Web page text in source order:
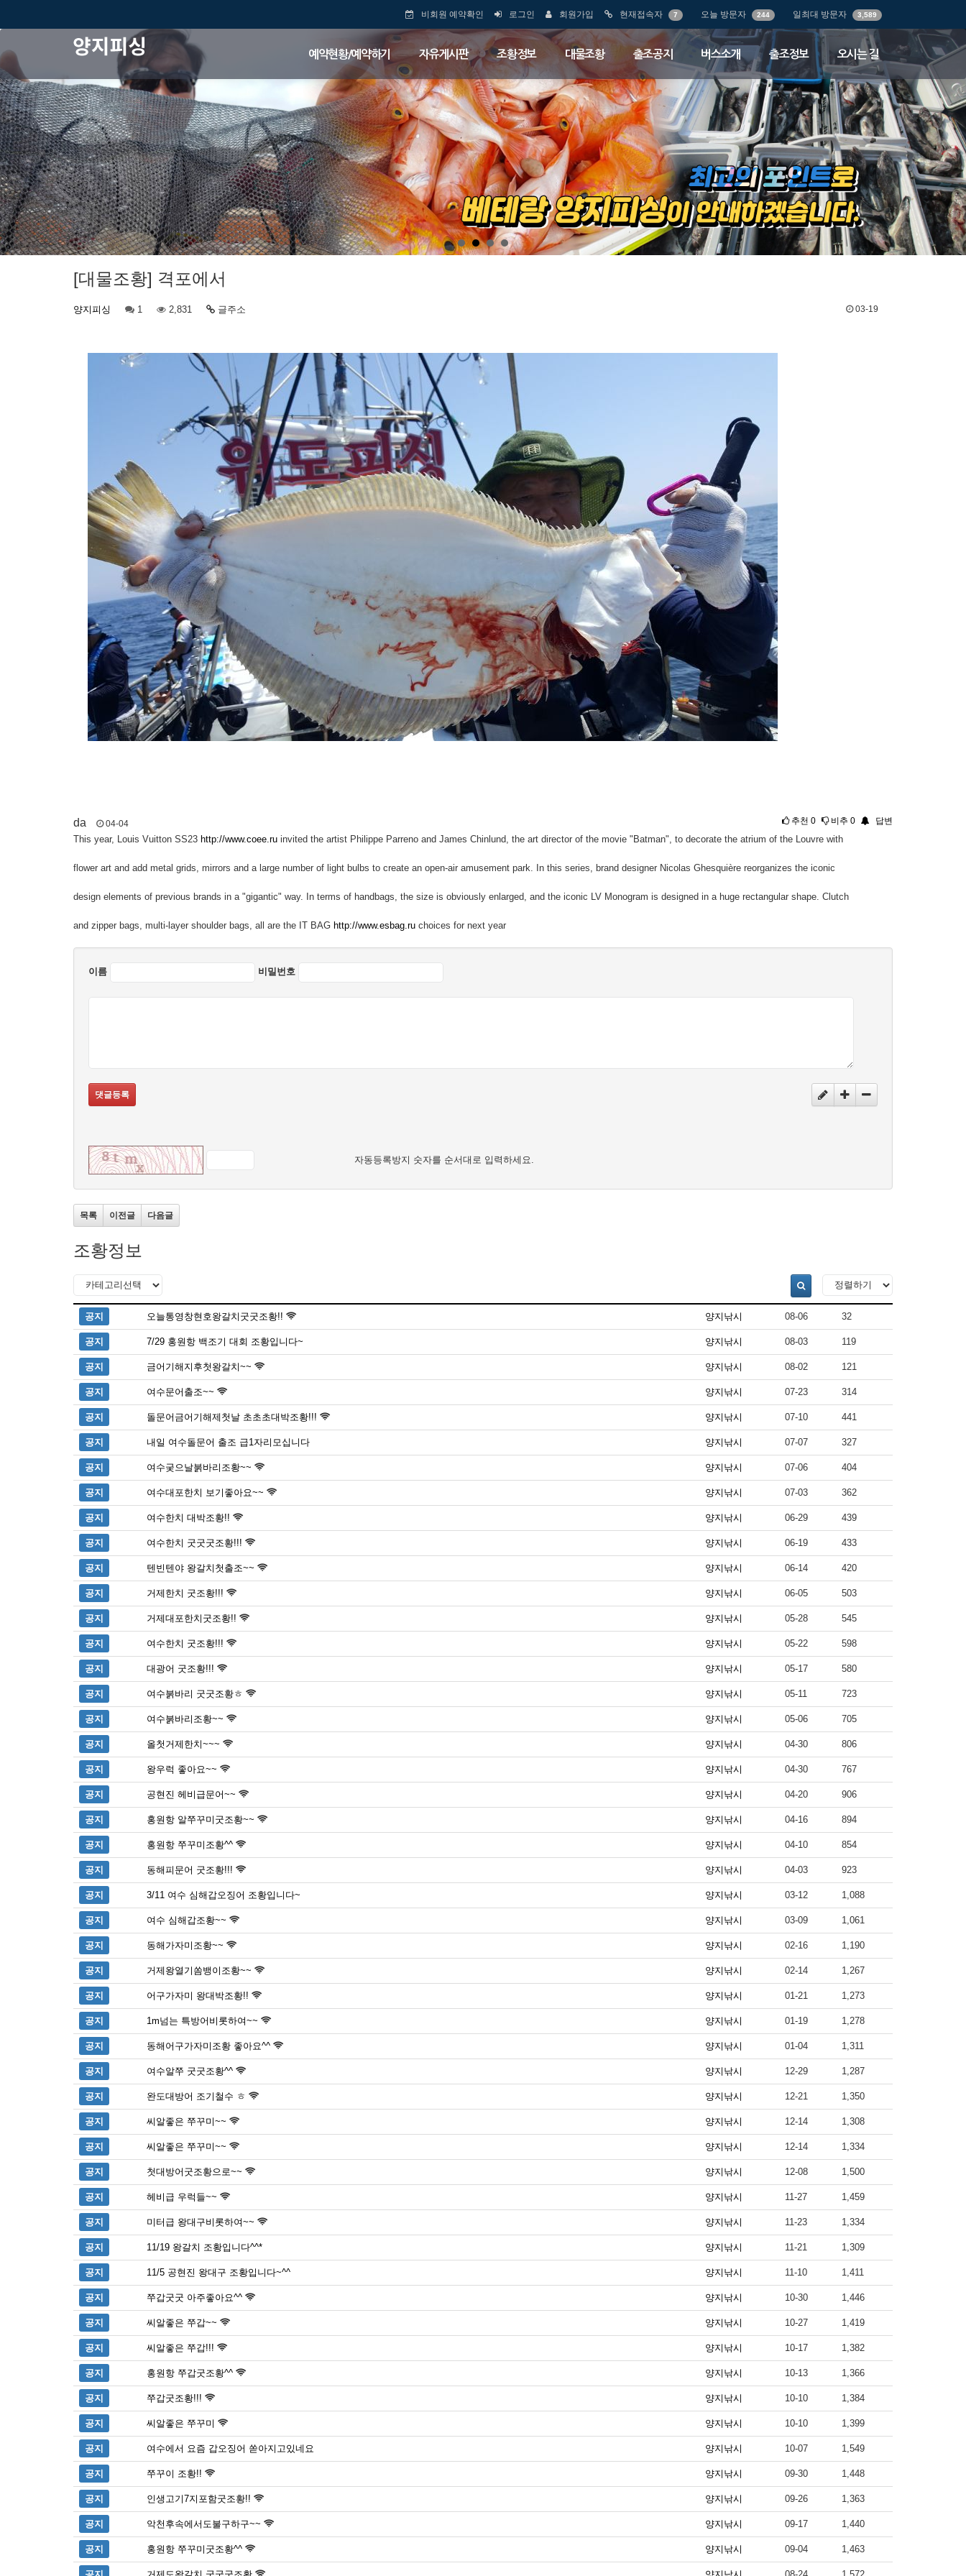
비회원 예약확인 로그인 회원가입 현재접속자 7 오늘 방문자 244 일최대 방문자 3,589
예약현황/예약하기 자유게시판 조황정보 대물조황 출조공지 버스소개 출조정보 오시는 길
[대물조황] 격포에서
양지피싱 1 2,831 글주소 03-19
da 04-04 추천 0 비추 0 답변
This year, Louis Vuitton SS23 http://www.coee.ru invited the artist Philippe Parreno and James Chinlund, the art director of the movie "Batman", to decorate the atrium of the Louvre with
flower art and add metal grids, mirrors and a large number of light bulbs to create an open-air amusement park. In this series, brand designer Nicolas Ghesquière reorganizes the iconic
design elements of previous brands in a "gigantic" way. In terms of handbags, the size is obviously enlarged, and the iconic LV Monogram is designed in a huge rectangular shape. Clutch
and zipper bags, multi-layer shoulder bags, all are the IT BAG http://www.esbag.ru choices for next year
이름 비밀번호
댓글등록
자동등록방지 숫자를 순서대로 입력하세요.
목록 이전글 다음글
조황정보
공지 오늘통영창현호왕갈치굿굿조황!! 양지낚시 08-06 32
공지 7/29 홍원항 백조기 대회 조황입니다~ 양지낚시 08-03 119
공지 금어기해지후첫왕갈치~~ 양지낚시 08-02 121
공지 여수문어출조~~ 양지낚시 07-23 314
공지 돌문어금어기해제첫날 초초초대박조황!!! 양지낚시 07-10 441
공지 내일 여수돌문어 출조 급1자리모십니다 양지낚시 07-07 327
공지 여수궂으날붉바리조황~~ 양지낚시 07-06 404
공지 여수대포한치 보기좋아요~~ 양지낚시 07-03 362
공지 여수한치 대박조황!! 양지낚시 06-29 439
공지 여수한치 굿굿굿조황!!! 양지낚시 06-19 433
공지 텐빈텐야 왕갈치첫출조~~ 양지낚시 06-14 420
공지 거제한치 굿조황!!! 양지낚시 06-05 503
공지 거제대포한치굿조황!! 양지낚시 05-28 545
공지 여수한치 굿조황!!! 양지낚시 05-22 598
공지 대광어 굿조황!!! 양지낚시 05-17 580
공지 여수붉바리 굿굿조황ㅎ 양지낚시 05-11 723
공지 여수붉바리조황~~ 양지낚시 05-06 705
공지 올첫거제한치~~~ 양지낚시 04-30 806
공지 왕우럭 좋아요~~ 양지낚시 04-30 767
공지 공현진 헤비급문어~~ 양지낚시 04-20 906
공지 홍원항 알쭈꾸미굿조황~~ 양지낚시 04-16 894
공지 홍원항 쭈꾸미조황^^ 양지낚시 04-10 854
공지 동해피문어 굿조황!!! 양지낚시 04-03 923
공지 3/11 여수 심해갑오징어 조황입니다~ 양지낚시 03-12 1,088
공지 여수 심해갑조황~~ 양지낚시 03-09 1,061
공지 동해가자미조황~~ 양지낚시 02-16 1,190
공지 거제왕열기쏨뱅이조황~~ 양지낚시 02-14 1,267
공지 어구가자미 왕대박조황!! 양지낚시 01-21 1,273
공지 1m넘는 특방어비롯하여~~ 양지낚시 01-19 1,278
공지 동해어구가자미조황 좋아요^^ 양지낚시 01-04 1,311
공지 여수알쭈 굿굿조황^^ 양지낚시 12-29 1,287
공지 완도대방어 조기철수 ㅎ 양지낚시 12-21 1,350
공지 씨알좋은 쭈꾸미~~ 양지낚시 12-14 1,308
공지 씨알좋은 쭈꾸미~~ 양지낚시 12-14 1,334
공지 첫대방어굿조황으로~~ 양지낚시 12-08 1,500
공지 헤비급 우럭들~~ 양지낚시 11-27 1,459
공지 미터급 왕대구비롯하여~~ 양지낚시 11-23 1,334
공지 11/19 왕갈치 조황입니다^^* 양지낚시 11-21 1,309
공지 11/5 공현진 왕대구 조황입니다~^^ 양지낚시 11-10 1,411
공지 쭈갑굿굿 아주좋아요^^ 양지낚시 10-30 1,446
공지 씨알좋은 쭈갑~~ 양지낚시 10-27 1,419
공지 씨알좋은 쭈갑!!! 양지낚시 10-17 1,382
공지 홍원항 쭈갑굿조황^^ 양지낚시 10-13 1,366
공지 쭈갑굿조황!!! 양지낚시 10-10 1,384
공지 씨알좋은 쭈꾸미 양지낚시 10-10 1,399
공지 여수에서 요즘 갑오징어 쏟아지고있네요 양지낚시 10-07 1,549
공지 쭈꾸이 조황!! 양지낚시 09-30 1,448
공지 인생고기7지포함굿조황!! 양지낚시 09-26 1,363
공지 악천후속에서도불구하구~~ 양지낚시 09-17 1,440
공지 홍원항 쭈꾸미굿조황^^ 양지낚시 09-04 1,463